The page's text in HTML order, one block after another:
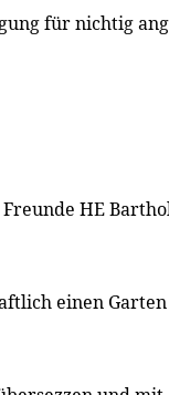
für nichtig
HE
einen